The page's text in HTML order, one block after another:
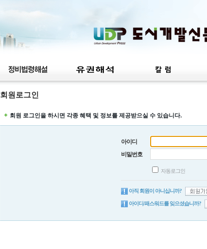
회원로그인
회원 로그인을 하시면 각종 혜택 및 정보를 제공받으실 수 있습니다.
아이디
비밀번호
자동로그인
아직 회원이 아니십니까?
아이디/패스워드를 잊으셨습니까?